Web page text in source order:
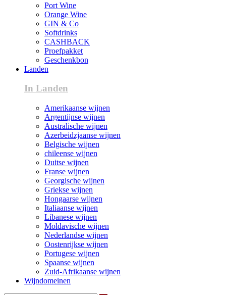
Port Wine
Orange Wine
GIN & Co
Softdrinks
CASHBACK
Proefpakket
Geschenkbon
Landen
In Landen
Amerikaanse wijnen
Argentijnse wijnen
Australische wijnen
Azerbeidzjaanse wijnen
Belgische wijnen
chileense wijnen
Duitse wijnen
Franse wijnen
Georgische wijnen
Griekse wijnen
Hongaarse wijnen
Italiaanse wijnen
Libanese wijnen
Moldavische wijnen
Nederlandse wijnen
Oostenrijkse wijnen
Portugese wijnen
Spaanse wijnen
Zuid-Afrikaanse wijnen
Wijndomeinen